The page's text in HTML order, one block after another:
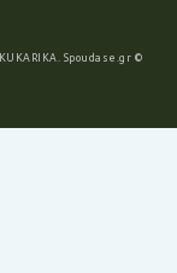
KUKARIKA. Spoudase.gr ©